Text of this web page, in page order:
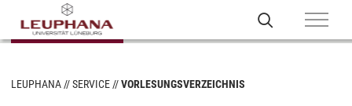
LEUPHANA SERVICE VORLESUNGSVERZEICHNIS